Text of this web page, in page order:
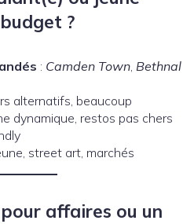
?
: Camden Town, Bethnal
alternatifs, beaucoup
dynamique, restos pas chers
street art, marchés
affaires ou un